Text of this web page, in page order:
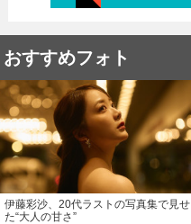
おすすめフォト
伊藤彩沙、20代ラストの写真集で見せ
た“大人の甘さ”